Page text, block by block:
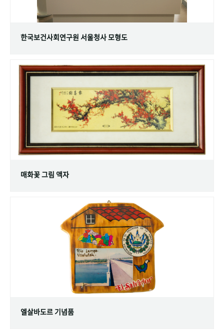
한국보건사회연구원 서울청사 모형도
매화꽃 그림 액자
엘살바도르 기념품